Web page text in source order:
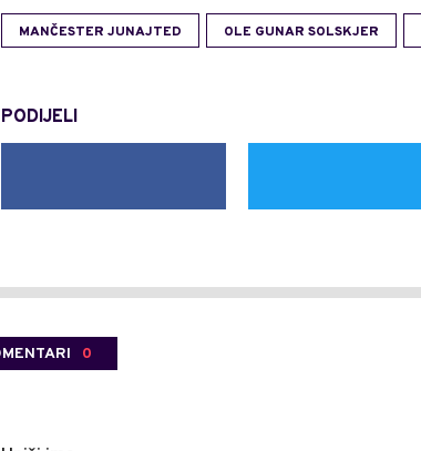
MANČESTER JUNAJTED OLE GUNAR SOLSKJER
PODIJELI
0